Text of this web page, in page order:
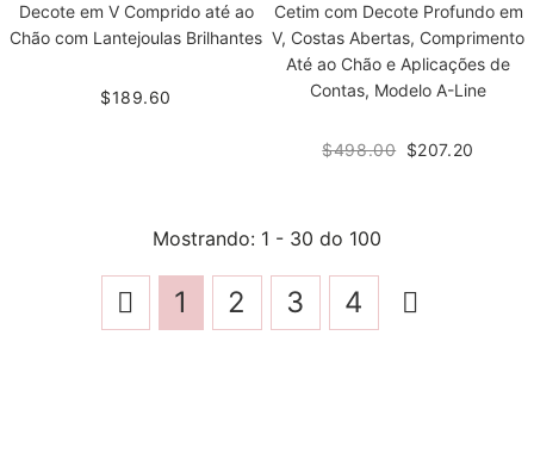
Decote em V Comprido até ao
Chão com Lantejoulas Brilhantes
$189.60
Cetim com Decote Profundo em
V, Costas Abertas, Comprimento
Até ao Chão e Aplicações de
Contas, Modelo A-Line
$498.00 $207.20
Mostrando: 1 - 30 do 100
1 2 3 4